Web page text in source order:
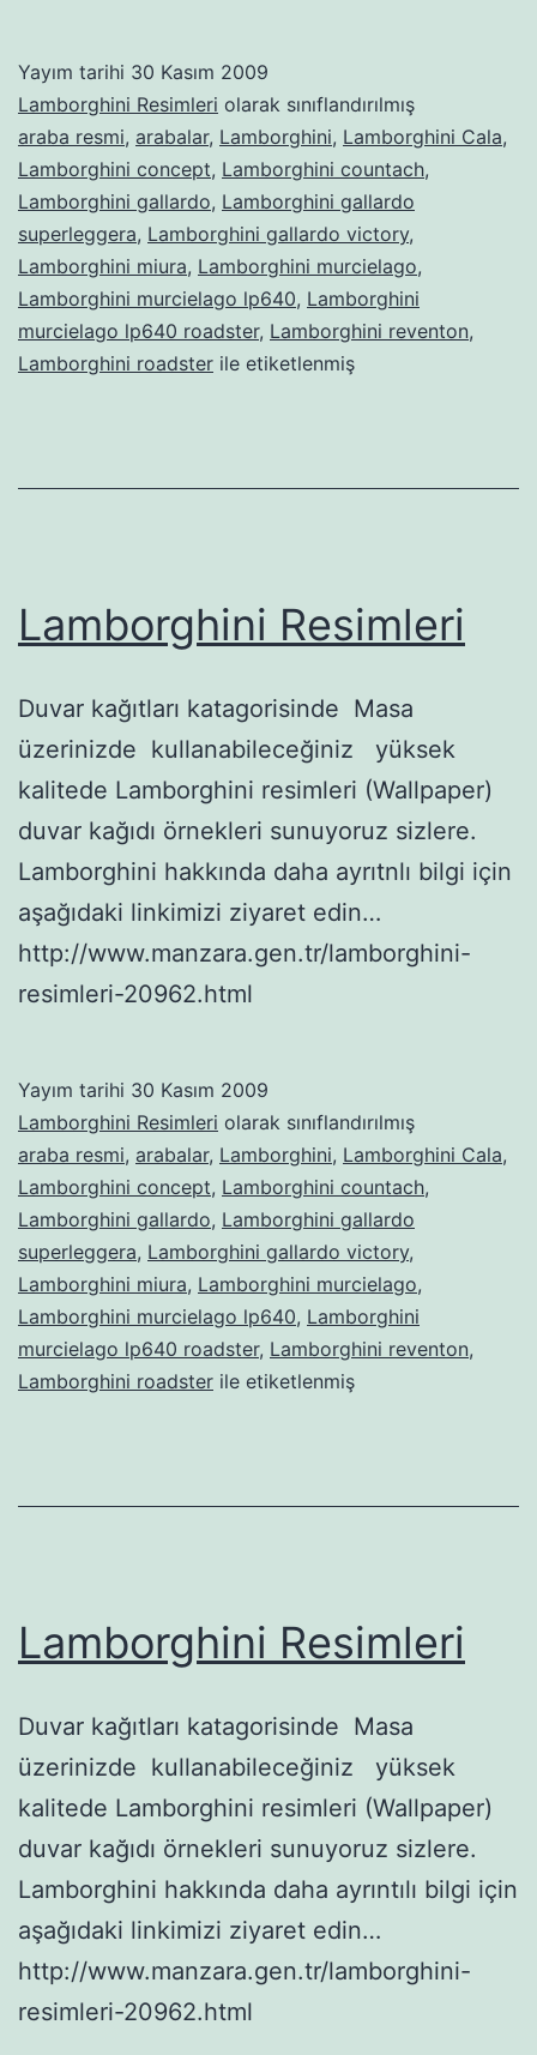
Yayım tarihi 30 Kasım 2009
Lamborghini Resimleri olarak sınıflandırılmış
araba resmi, arabalar, Lamborghini, Lamborghini Cala,
Lamborghini concept, Lamborghini countach,
Lamborghini gallardo, Lamborghini gallardo
superleggera, Lamborghini gallardo victory,
Lamborghini miura, Lamborghini murcielago,
Lamborghini murcielago lp640, Lamborghini
murcielago lp640 roadster, Lamborghini reventon,
Lamborghini roadster ile etiketlenmiş
Lamborghini Resimleri
Duvar kağıtları katagorisinde Masa
üzerinizde kullanabileceğiniz yüksek
kalitede Lamborghini resimleri (Wallpaper)
duvar kağıdı örnekleri sunuyoruz sizlere.
Lamborghini hakkında daha ayrıtnlı bilgi için
aşağıdaki linkimizi ziyaret edin…
http://www.manzara.gen.tr/lamborghini-
resimleri-20962.html
Yayım tarihi 30 Kasım 2009
Lamborghini Resimleri olarak sınıflandırılmış
araba resmi, arabalar, Lamborghini, Lamborghini Cala,
Lamborghini concept, Lamborghini countach,
Lamborghini gallardo, Lamborghini gallardo
superleggera, Lamborghini gallardo victory,
Lamborghini miura, Lamborghini murcielago,
Lamborghini murcielago lp640, Lamborghini
murcielago lp640 roadster, Lamborghini reventon,
Lamborghini roadster ile etiketlenmiş
Lamborghini Resimleri
Duvar kağıtları katagorisinde Masa
üzerinizde kullanabileceğiniz yüksek
kalitede Lamborghini resimleri (Wallpaper)
duvar kağıdı örnekleri sunuyoruz sizlere.
Lamborghini hakkında daha ayrıntılı bilgi için
aşağıdaki linkimizi ziyaret edin…
http://www.manzara.gen.tr/lamborghini-
resimleri-20962.html